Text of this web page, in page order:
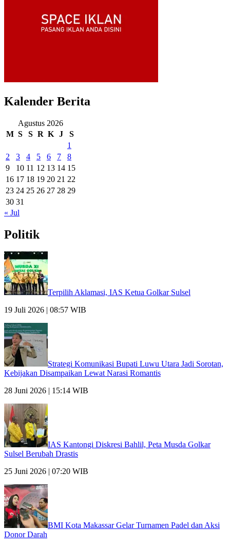
Kalender Berita
Agustus 2026
M S S R K J
S
1
2
3 4 5 6 7
8
9
10 11 12 13 14 15
16 17 18 19 20 21 22
23 24 25 26 27 28 29
30 31
« Jul
Politik
Terpilih Aklamasi, IAS Ketua Golkar Sulsel
19 Juli 2026 | 08:57 WIB
Strategi Komunikasi Bupati Luwu Utara Jadi Sorotan,
Kebijakan Disampaikan Lewat Narasi Romantis
28 Juni 2026 | 15:14 WIB
IAS Kantongi Diskresi Bahlil, Peta Musda Golkar
Sulsel Berubah Drastis
25 Juni 2026 | 07:20 WIB
BMI Kota Makassar Gelar Turnamen Padel dan Aksi
Donor Darah